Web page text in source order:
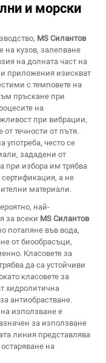
и морски
MS Силантов
на кузов, залепване
на долната част на
приложения изискват
с темповете на
пръскане при
на
при вибрации,
течности от пътя.
употреба, често се
зададени от
при избора им трябва
а не
материали.
най-
за всеки MS Силантов
потапяне във вода,
от биообрасъци,
Класовете за
да са устойчиви
класовете за
хидролитична
антиобрастване.
използване е
за използване
линия представлява
на